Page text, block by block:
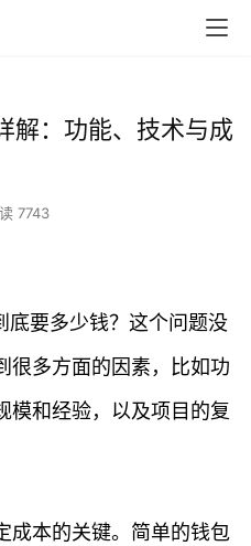
解：功能、技术与成
7743
底要多少钱？这个问题没
很多方面的因素，比如功
模和经验，以及项目的复
成本的关键。简单的钱包